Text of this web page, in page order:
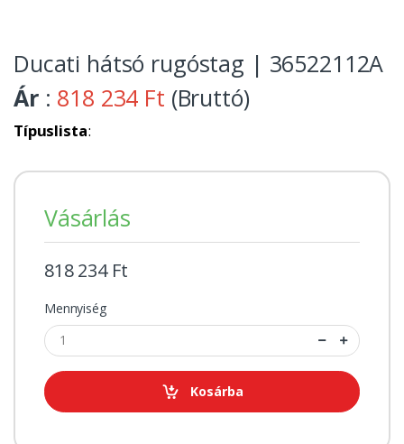
Ducati hátsó rugóstag | 36522112A
Ár : 818 234 Ft (Bruttó)
Típuslista:
Vásárlás
818 234 Ft
Mennyiség
Kosárba